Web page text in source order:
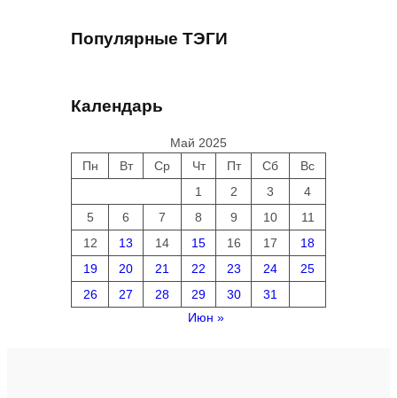
Популярные ТЭГИ
Календарь
Май 2025
Пн
Вт Ср Чт Пт Сб
Вс
1
2 3
4
5
6 7 8 9 10
11
12
13 14 15 16 17
18
19
20 21 22 23 24
25
26
27 28 29 30
31
Июн »